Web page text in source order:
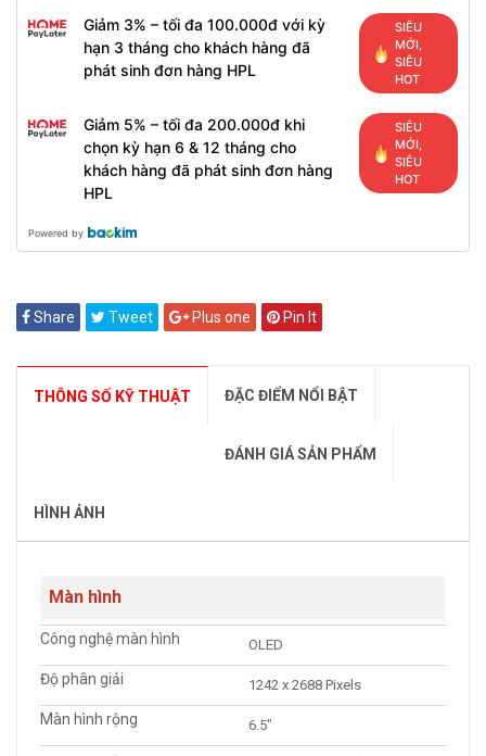
Giảm 3% – tối đa 100.000đ với kỳ
hạn 3 tháng cho khách hàng đã
phát sinh đơn hàng HPL
SIÊU
MỚI,
SIÊU
HOT
Giảm 5% – tối đa 200.000đ khi
chọn kỳ hạn 6 & 12 tháng cho
khách hàng đã phát sinh đơn hàng
HPL
SIÊU
MỚI,
SIÊU
HOT
Powered by
Share Tweet Plus one Pin It
THÔNG SỐ KỸ THUẬT ĐẶC ĐIỂM NỔI BẬT
ĐÁNH GIÁ SẢN PHẨM
HÌNH ẢNH
Màn hình
Công nghệ màn hình OLED
Độ phân giải 1242 x 2688 Pixels
Màn hình rộng 6.5″